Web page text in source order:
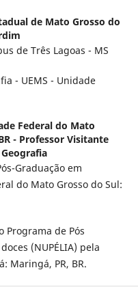
de Mato Grosso do
de Três Lagoas - MS
- UEMS - Unidade
Federal do Mato
- Professor Visitante
Graduação em
do Mato Grosso do Sul:
Programa de Pós
(NUPÉLIA) pela
Maringá, PR, BR.